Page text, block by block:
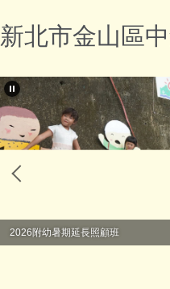
到
主
內
容
區
新北市金山區
2026附幼暑期延長照顧班